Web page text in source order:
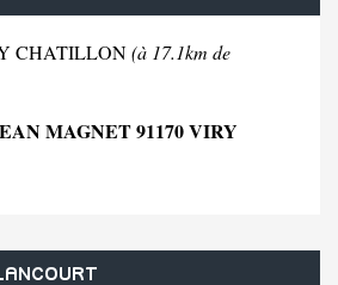
CHATILLON(à 17.1km de
MAGNET 91170 VIRY